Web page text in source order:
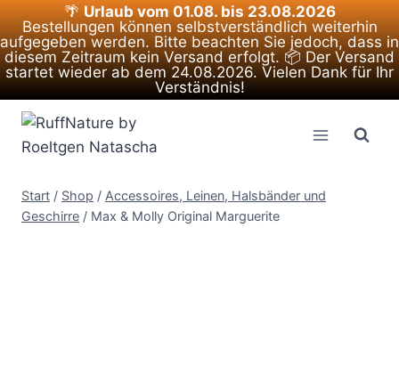
🌴Urlaub vom 01.08. bis 23.08.2026
Bestellungen können selbstverständlich weiterhin
aufgegeben werden. Bitte beachten Sie jedoch, dass in
diesem Zeitraum kein Versand erfolgt. 📦 Der Versand
startet wieder ab dem 24.08.2026. Vielen Dank für Ihr
Verständnis!
Zum
springen
Start / Shop / Accessoires, Leinen, Halsbänder und
Geschirre / Max & Molly Original Marguerite